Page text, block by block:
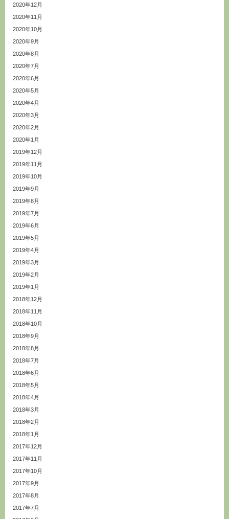
2020年12月
2020年11月
2020年10月
2020年9月
2020年8月
2020年7月
2020年6月
2020年5月
2020年4月
2020年3月
2020年2月
2020年1月
2019年12月
2019年11月
2019年10月
2019年9月
2019年8月
2019年7月
2019年6月
2019年5月
2019年4月
2019年3月
2019年2月
2019年1月
2018年12月
2018年11月
2018年10月
2018年9月
2018年8月
2018年7月
2018年6月
2018年5月
2018年4月
2018年3月
2018年2月
2018年1月
2017年12月
2017年11月
2017年10月
2017年9月
2017年8月
2017年7月